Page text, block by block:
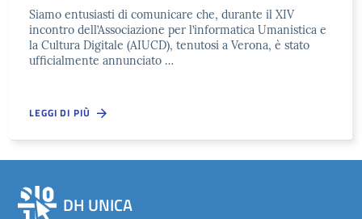
Siamo entusiasti di comunicare che, durante il XIV
incontro dell’Associazione per l’informatica Umanistica e
la Cultura Digitale (AIUCD), tenutosi a Verona, è stato
ufficialmente annunciato …
LEGGI DI PIÙ
DH UNICA